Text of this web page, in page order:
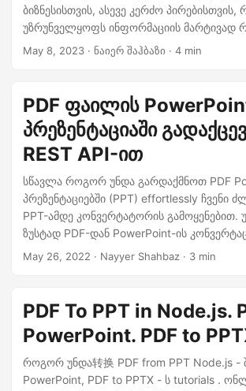
ბიზნესისთვის, ასევე კერძო პირებისთვის,
უზრუნველყოფს ინფორმაციის მარტივად
გაზიარებას და პრეზენტაციას.
განვიხილავთ ნაბიჯებს PDF ფაილების
პრეზენტაციებად გადაქცევისთვის
SDK-ის გამოყენებით, ასევე მოგცემთ
და შეხედულებებს თქვენი კონვერტაციის
ოპტიმიზაციისთვის.
May 8, 2023 · ნაიერ შაჰბაზი · 4 min
PDF ფაილის
პრეზენტაციაში
REST API-ით
სწავლა როგორ უნდა გარდაქმნოთ PDF
პრეზენტაციებში (PPT) effortlessly ჩვენი
PPT-ამდე კონვერტატორის
ზუსტად PDF-დან PowerPoint-ის
შეგიძლიათ effortlessly გარდაქმნოთ
დავიწყეთ მ გაუმჯობესებური ჩვენების
და გაამარტივეთ Java Cloud SDK-ის
PowerPoint პრეზენტაციების
May 26, 2022 · Nayyer Shahbaz · 3 min
PDF To PPT in Node.js.
PowerPoint. PDF to
როგორ უნდა转换 PDF from PPT Node.js -
PowerPoint, PDF to PPTX - ს tutorials .